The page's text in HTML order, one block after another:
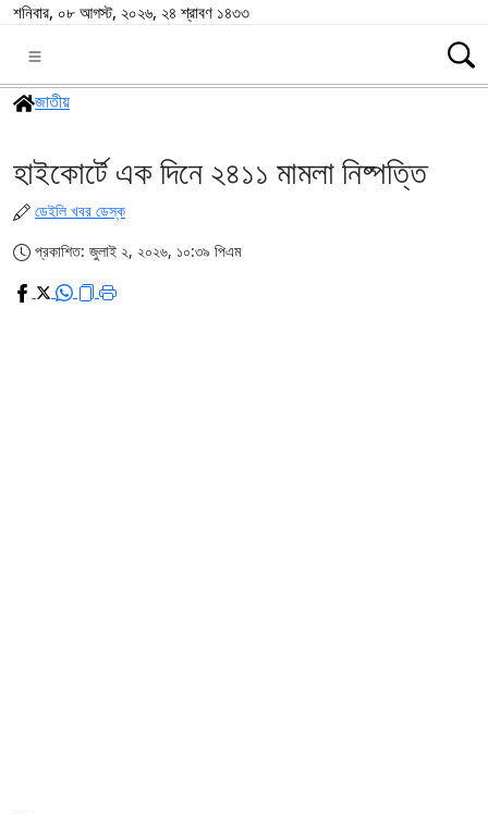
শনিবার, ০৮ আগস্ট, ২০২৬, ২৪ শ্রাবণ ১৪৩৩
জাতীয়
হাইকোর্টে এক দিনে ২৪১১ মামলা নিষ্পত্তি
ডেইলি খবর ডেস্ক
প্রকাশিত: জুলাই ২, ২০২৬, ১০:৩৯ পিএম